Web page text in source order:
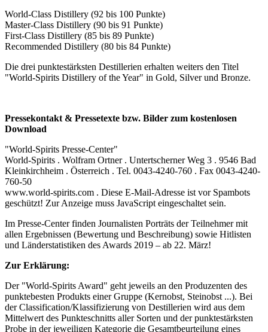
World-Class Distillery (92 bis 100 Punkte)
Master-Class Distillery (90 bis 91 Punkte)
First-Class Distillery (85 bis 89 Punkte)
Recommended Distillery (80 bis 84 Punkte)
Die drei punktestärksten Destillerien erhalten weiters den Titel
"World-Spirits Distillery of the Year" in Gold, Silver und Bronze.
Pressekontakt & Pressetexte bzw. Bilder zum kostenlosen
Download
"World-Spirits Presse-Center"
World-Spirits . Wolfram Ortner . Untertscherner Weg 3 . 9546 Bad
Kleinkirchheim . Österreich . Tel. 0043-4240-760 . Fax 0043-4240-
760-50
www.world-spirits.com . Diese E-Mail-Adresse ist vor Spambots
geschützt! Zur Anzeige muss JavaScript eingeschaltet sein.
Im Presse-Center finden Journalisten Porträts der Teilnehmer mit
allen Ergebnissen (Bewertung und Beschreibung) sowie Hitlisten
und Länderstatistiken des Awards 2019 – ab 22. März!
Zur Erklärung:
Der "World-Spirits Award" geht jeweils an den Produzenten des
punktebesten Produkts einer Gruppe (Kernobst, Steinobst ...). Bei
der Classification/Klassifizierung von Destillerien wird aus dem
Mittelwert des Punkteschnitts aller Sorten und der punktestärksten
Probe in der jeweiligen Kategorie die Gesamtbeurteilung eines